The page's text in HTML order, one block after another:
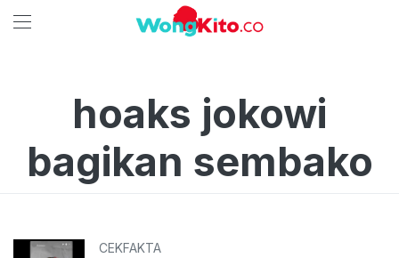
hoaks jokowi
bagikan sembako
CEKFAKTA